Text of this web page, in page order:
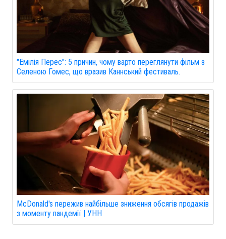
"Емілія Перес": 5 причин, чому варто переглянути фільм з
Селеною Гомес, що вразив Каннський фестиваль.
McDonald's пережив найбільше зниження обсягів продажів
з моменту пандемії | УНН